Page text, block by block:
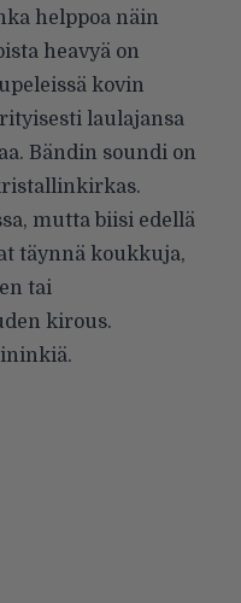
helppoa näin
heavyä on
kovin
laulajansa
Bändin soundi on
mutta biisi edellä
täynnä koukkuja,
tai
kirous.